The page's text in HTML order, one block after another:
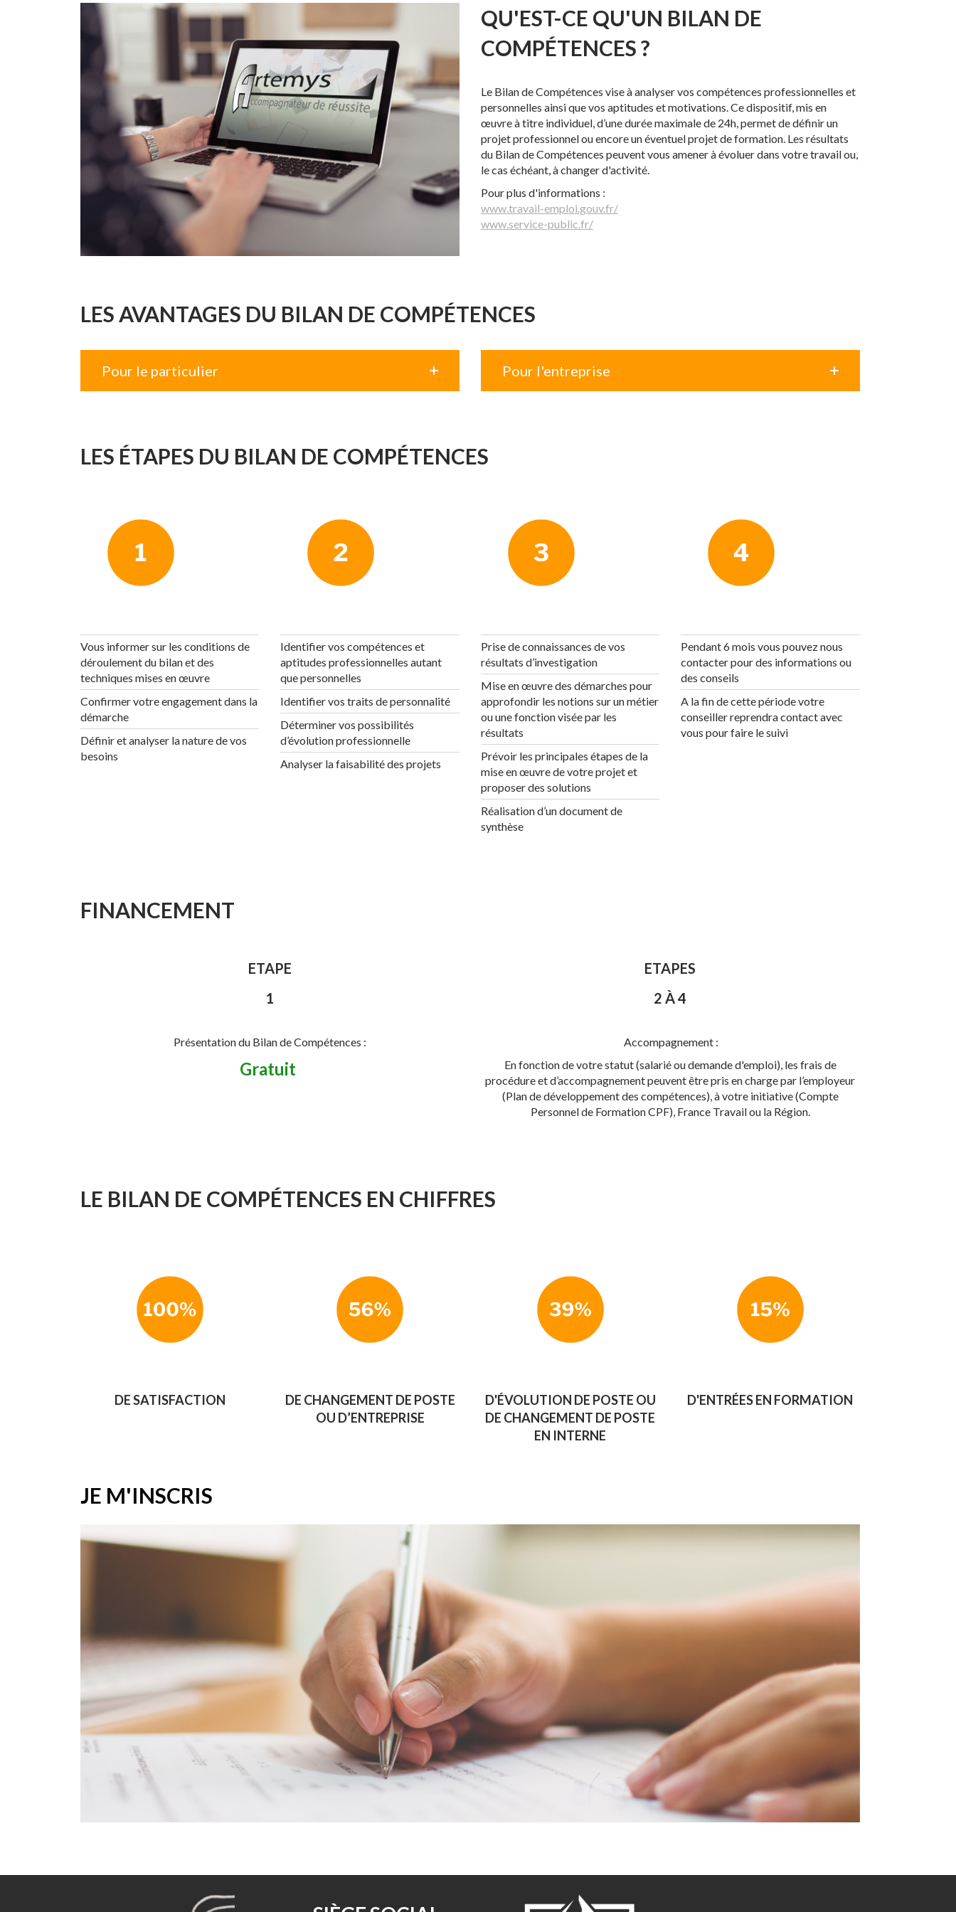
QU'EST-CE QU'UN BILAN DE
COMPÉTENCES ?
Le Bilan de Compétences vise à analyser vos compétences professionnelles et
personnelles ainsi que vos aptitudes et motivations. Ce dispositif, mis en
œuvre à titre individuel, d’une durée maximale de 24h, permet de définir un
projet professionnel ou encore un éventuel projet de formation. Les résultats
du Bilan de Compétences peuvent vous amener à évoluer dans votre travail ou,
le cas échéant, à changer d'activité.
Pour plus d'informations :
www.travail-emploi.gouv.fr/
www.service-public.fr/
LES AVANTAGES DU BILAN DE COMPÉTENCES
Pour le particulier Pour l'entreprise
LES ÉTAPES DU BILAN DE COMPÉTENCES
Vous informer sur les conditions de
déroulement du bilan et des
techniques mises en œuvre
Confirmer votre engagement dans la
démarche
Définir et analyser la nature de vos
besoins
Identifier vos compétences et
aptitudes professionnelles autant
que personnelles
Identifier vos traits de personnalité
Déterminer vos possibilités
d’évolution professionnelle
Analyser la faisabilité des projets
Prise de connaissances de vos
résultats d’investigation
Mise en œuvre des démarches pour
approfondir les notions sur un métier
ou une fonction visée par les
résultats
Prévoir les principales étapes de la
mise en œuvre de votre projet et
proposer des solutions
Réalisation d’un document de
synthèse
Pendant 6 mois vous pouvez nous
contacter pour des informations ou
des conseils
A la fin de cette période votre
conseiller reprendra contact avec
vous pour faire le suivi
FINANCEMENT
ETAPE
1
Présentation du Bilan de Compétences :
Gratuit
ETAPES
2 À4
Accompagnement :
En fonction de votre statut (salarié ou demande d'emploi), les frais de
procédure et d’accompagnement peuvent être pris en charge par l’employeur
(Plan de développement des compétences), à votre initiative (Compte
Personnel de Formation CPF), France Travail ou la Région.
LE BILAN DE COMPÉTENCES EN CHIFFRES
DE SATISFACTION
DE CHANGEMENT DE POSTE
OU D’ENTREPRISE
D'ÉVOLUTION DE POSTE OU
DE CHANGEMENT DE POSTE
EN INTERNE
D'ENTRÉES EN FORMATION
JE M'INSCRIS